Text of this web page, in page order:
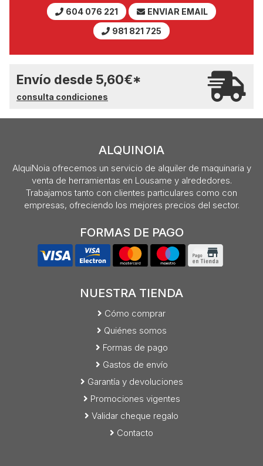
604 076 221
ENVIAR EMAIL
981 821 725
Envío desde 5,60€*
consulta condiciones
ALQUINOIA
AlquiNoia ofrecemos un servicio de alquiler de maquinaria y
venta de herramientas en Lousame y alrededores.
Trabajamos tanto con clientes particulares como con
empresas, ofreciendo los mejores precios del sector.
FORMAS DE PAGO
NUESTRA TIENDA
Cómo comprar
Quiénes somos
Formas de pago
Gastos de envío
Garantía y devoluciones
Promociones vigentes
Validar cheque regalo
Contacto